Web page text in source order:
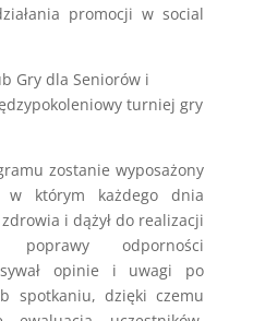
promocji w social
Gry dla Seniorów i
turniej gry
zostanie wyposażony
w którym każdego dnia
i dążył do realizacji
poprawy odporności
opinie i uwagi po
spotkaniu, dzięki czemu